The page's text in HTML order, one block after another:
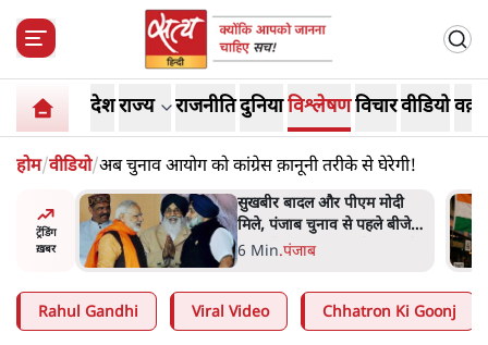
देशराज्य राजनीतिदुनियाविश्लेषणविचारवीडियो
होम/वीडियो/अब चुनाव आयोग को कांग्रेस क़ानूनी तरीके से घेरेगी!
ट्रेंडिंग
ख़बर
'छात्रों
मंज़ूरी
सुखबीर बादल और पीएम मोदी
मिले, पंजाब चुनाव से पहले बीजेपी-
अकाली दल गठबंधन की अटकलें
6 Min.पंजाब
Rahul Gandhi Viral Video Chhatron Ki Goonj